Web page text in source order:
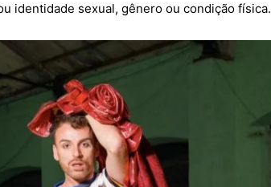
identidade sexual, gênero ou condição física.